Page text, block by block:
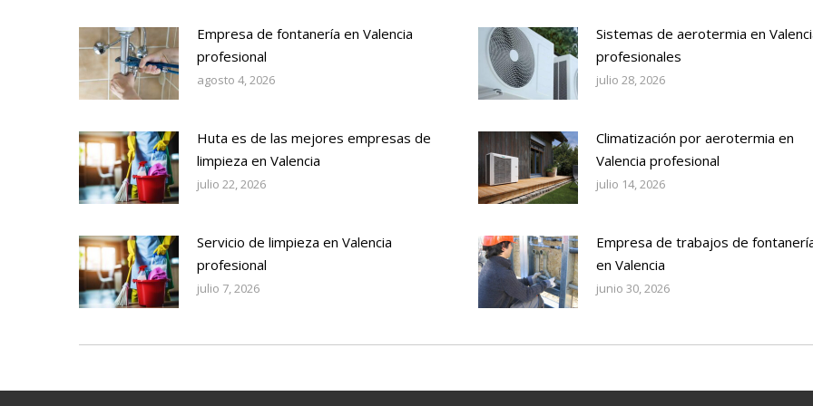
Empresa de fontanería en Valencia
profesional
agosto 4, 2026
Sistemas de aerotermia en
profesionales
julio 28, 2026
Huta es de las mejores empresas de
limpieza en Valencia
julio 22, 2026
Climatización por aerotermia en
Valencia profesional
julio 14, 2026
Servicio de limpieza en Valencia
profesional
julio 7, 2026
Empresa de trabajos de
en Valencia
junio 30, 2026